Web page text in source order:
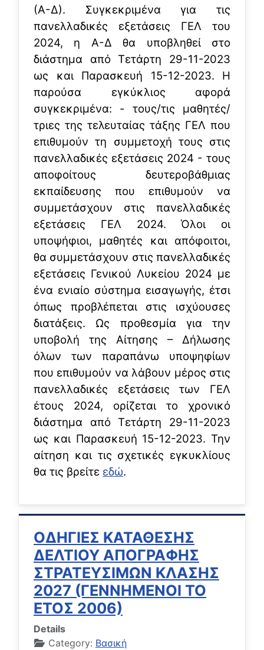
(Α-Δ). Συγκεκριμένα για τις
πανελλαδικές εξετάσεις ΓΕΛ του
2024, η Α-Δ θα υποβληθεί στο
διάστημα από Τετάρτη 29-11-2023
ως και Παρασκευή 15-12-2023. Η
παρούσα εγκύκλιος αφορά
συγκεκριμένα: - τους/τις μαθητές/
τριες της τελευταίας τάξης ΓΕΛ που
επιθυμούν τη συμμετοχή τους στις
πανελλαδικές εξετάσεις 2024 - τους
αποφοίτους δευτεροβάθμιας
εκπαίδευσης που επιθυμούν να
συμμετάσχουν στις πανελλαδικές
εξετάσεις ΓΕΛ 2024. Όλοι οι
υποψήφιοι, μαθητές και απόφοιτοι,
θα συμμετάσχουν στις πανελλαδικές
εξετάσεις Γενικού Λυκείου 2024 με
ένα ενιαίο σύστημα εισαγωγής, έτσι
όπως προβλέπεται στις ισχύουσες
διατάξεις. Ως προθεσμία για την
υποβολή της Αίτησης – Δήλωσης
όλων των παραπάνω υποψηφίων
που επιθυμούν να λάβουν μέρος στις
πανελλαδικές εξετάσεις των ΓΕΛ
έτους 2024, ορίζεται το χρονικό
διάστημα από Τετάρτη 29-11-2023
ως και Παρασκευή 15-12-2023. Την
αίτηση και τις σχετικές εγκυκλίους
θα τις βρείτε εδώ.
ΟΔΗΓΙΕΣ ΚΑΤΑΘΕΣΗΣ
ΔΕΛΤΙΟΥ ΑΠΟΓΡΑΦΗΣ
ΣΤΡΑΤΕΥΣΙΜΩΝ ΚΛΑΣΗΣ
2027 (ΓΕΝΝΗΜΕΝΟΙ ΤΟ
ΕΤΟΣ 2006)
Details
Category: Βασική